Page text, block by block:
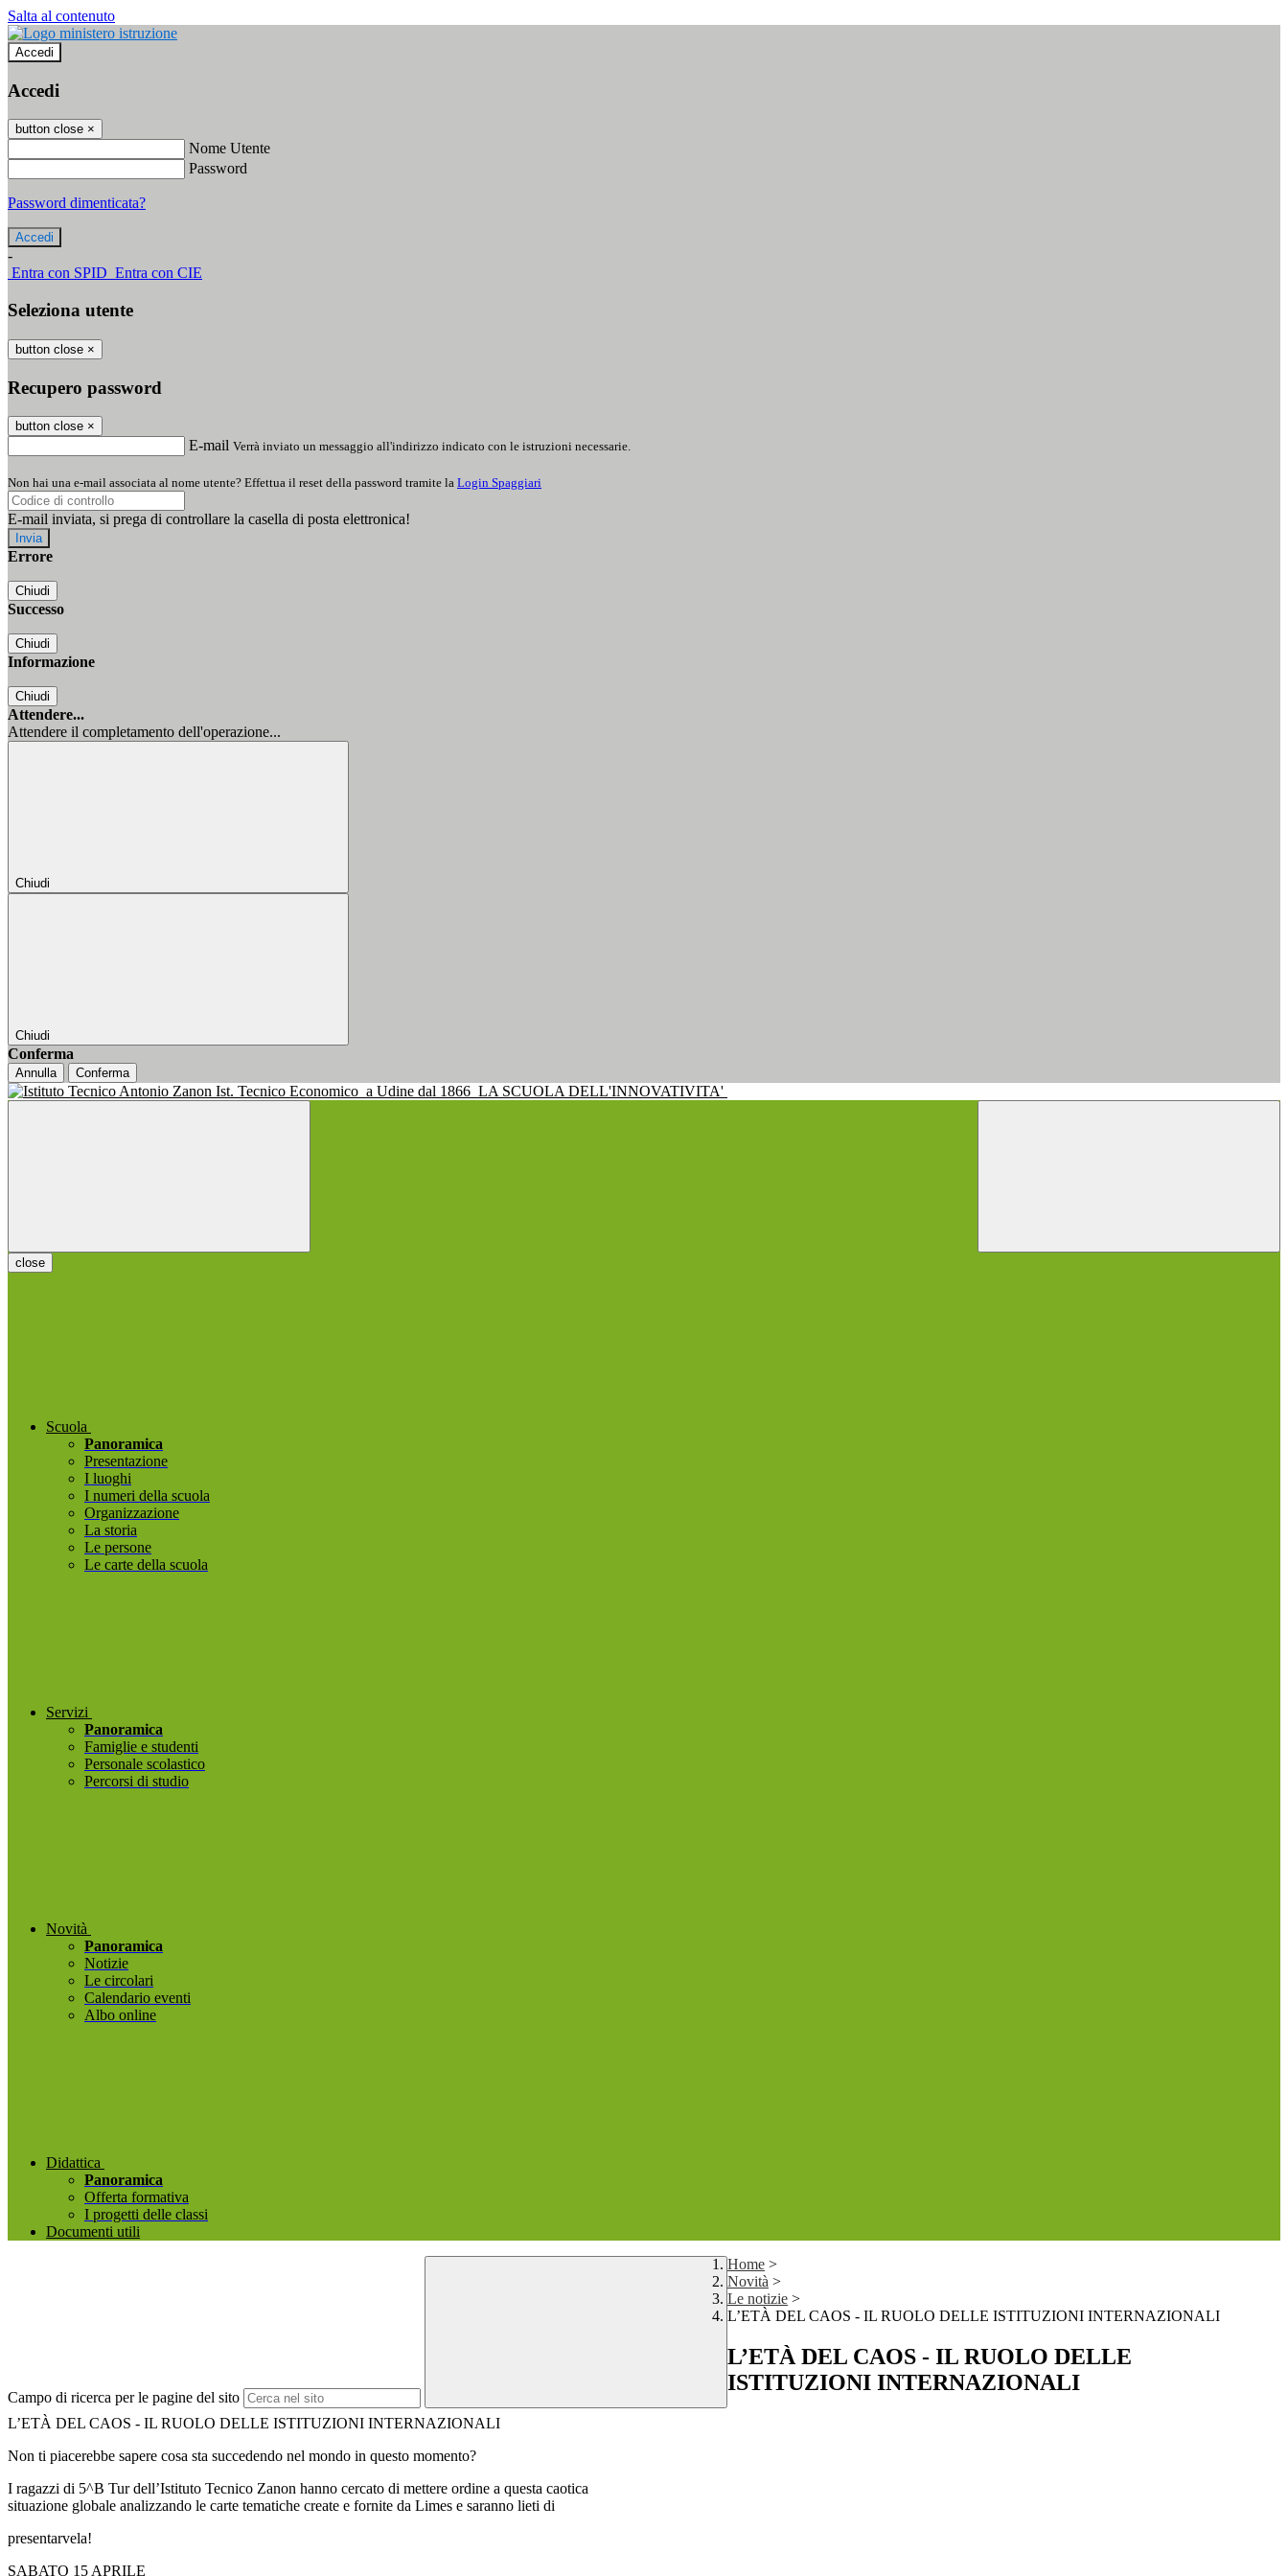
Salta al contenuto
Accedi
Accedi
button close ×
Nome Utente
Password
Password dimenticata?
-
Entra con SPID Entra con CIE
Seleziona utente
button close ×
Recupero password
button close ×
E-mail Verrà inviato un messaggio all'indirizzo indicato con le istruzioni necessarie.
Non hai una e-mail associata al nome utente? Effettua il reset della password tramite la Login Spaggiari
E-mail inviata, si prega di controllare la casella di posta elettronica!
Errore
Chiudi
Successo
Chiudi
Informazione
Chiudi
Attendere...
Attendere il completamento dell'operazione...
Chiudi
Chiudi
Conferma
Annulla Conferma
Ist. Tecnico Economico a Udine dal 1866 LA SCUOLA DELL'INNOVATIVITA'
close
Scuola
Panoramica
Presentazione
I luoghi
I numeri della scuola
Organizzazione
La storia
Le persone
Le carte della scuola
Servizi
Panoramica
Famiglie e studenti
Personale scolastico
Percorsi di studio
Novità
Panoramica
Notizie
Le circolari
Calendario eventi
Albo online
Didattica
Panoramica
Offerta formativa
I progetti delle classi
Documenti utili
Campo di ricerca per le pagine del sito
Home >
Novità >
Le notizie >
L’ETÀ DEL CAOS - IL RUOLO DELLE ISTITUZIONI INTERNAZIONALI
L’ETÀ DEL CAOS - IL RUOLO DELLE
ISTITUZIONI INTERNAZIONALI
L’ETÀ DEL CAOS - IL RUOLO DELLE ISTITUZIONI INTERNAZIONALI
Non ti piacerebbe sapere cosa sta succedendo nel mondo in questo momento?
I ragazzi di 5^B Tur dell’Istituto Tecnico Zanon hanno cercato di mettere ordine a questa caotica
situazione globale analizzando le carte tematiche create e fornite da Limes e saranno lieti di
presentarvela!
SABATO 15 APRILE